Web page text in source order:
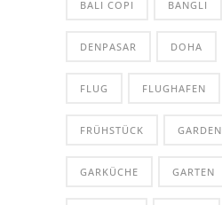
BALI COPI BANGLI
DENPASAR DOHA
FLUG FLUGHAFEN
FRÜHSTÜCK GARDEN
GARKÜCHE GARTEN